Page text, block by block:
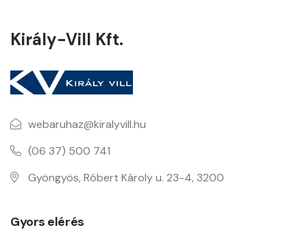
Király-Vill Kft.
webaruhaz@kiralyvill.hu
(06 37) 500 741
Gyöngyös, Róbert Károly u. 23-4, 3200
Gyors elérés